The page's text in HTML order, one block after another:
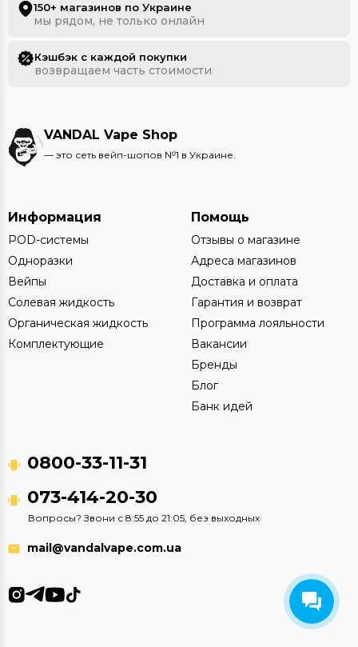
150+ магазинов по Украине
мы рядом, не только онлайн
Кэшбэк с каждой покупки
возвращаем часть стоимости
VANDAL Vape Shop
— это сеть вейп-шопов №1 в Украине.
Информация
POD-системы
Одноразки
Вейпы
Солевая жидкость
Органическая жидкость
Комплектующие
Помощь
Отзывы о магазине
Адреса магазинов
Доставка и оплата
Гарантия и возврат
Программа лояльности
Вакансии
Бренды
Блог
Банк идей
0800-33-11-31
073-414-20-30
Вопросы? Звони с 8:55 до 21:05, без выходных
mail@vandalvape.com.ua